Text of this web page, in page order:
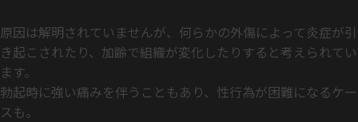
原因は解明されていませんが、何らかの外傷によって炎症が引
き起こされたり、加齢で組織が変化したりすると考えられてい
ます。
勃起時に強い痛みを伴うこともあり、性行為が困難になるケー
スも。